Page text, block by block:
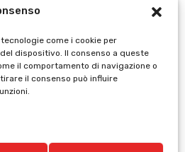
come i cookie per
dispositivo. Il consenso a queste
il comportamento di navigazione o
il consenso può influire